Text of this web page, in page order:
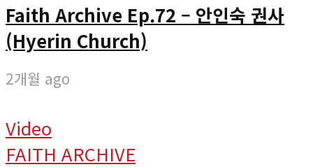
Faith Archive Ep.72 – 안인숙 권사
(Hyerin Church)
2개월 ago
Video
FAITH ARCHIVE